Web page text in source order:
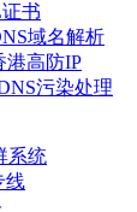
证书
域名解析
港高防IP
污染处理
系统
线